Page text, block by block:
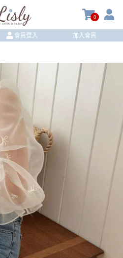
0
會員登入 加入會員